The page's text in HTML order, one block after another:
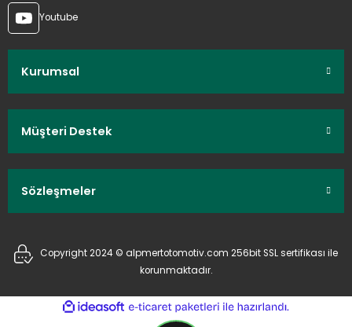
Youtube
Kurumsal
Müşteri Destek
Sözleşmeler
Copyright 2024 © alpmertotomotiv.com 256bit SSL sertifikası ile
korunmaktadır.
ideasoft
e-